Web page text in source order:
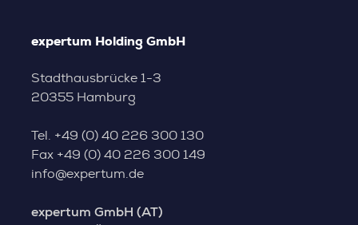
expertum Holding GmbH
Stadthausbrücke 1-3
20355 Hamburg
Tel. +49 (0) 40 226 300 130
Fax +49 (0) 40 226 300 149
info@expertum.de
expertum GmbH (AT)